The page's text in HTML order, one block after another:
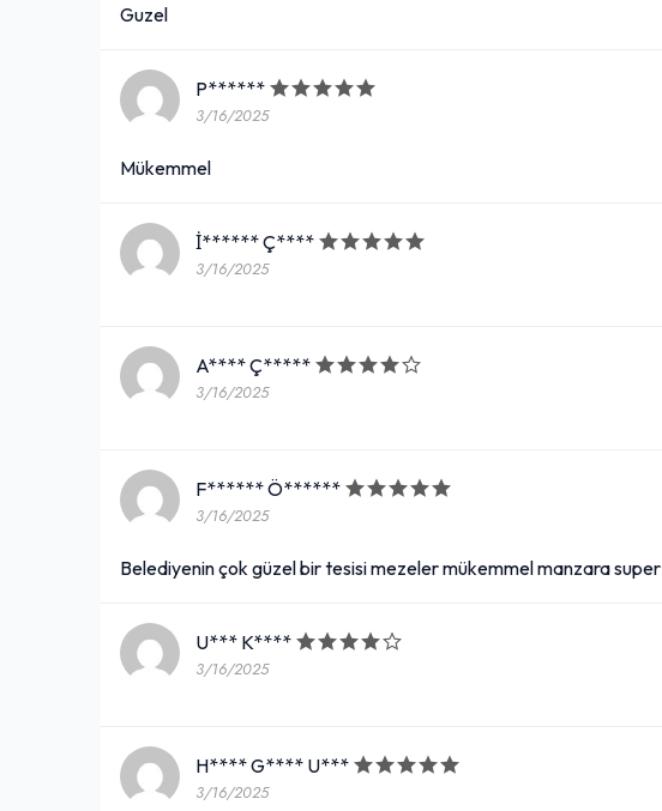
Guzel
P******
3/16/2025
Mükemmel
İ****** Ç****
3/16/2025
A**** Ç*****
3/16/2025
F****** Ö******
3/16/2025
Belediyenin çok güzel bir tesisi mezeler mükemmel manzara super
U*** K****
3/16/2025
H**** G**** U***
3/16/2025